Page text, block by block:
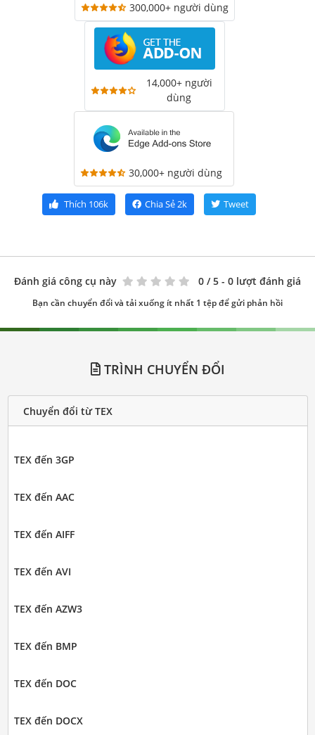
300,000+ người dùng
14,000+ người
dùng
30,000+ người dùng
Thích 106k Chia Sẻ2k Tweet
Đánh giá công cụ này 0 / 5 - 0 lượt đánh giá
Bạn cần chuyển đổi và tải xuống ít nhất 1 tệp để gửi phản hồi
TRÌNH CHUYỂN ĐỔI
Chuyển đổi từ TEX
TEX đến 3GP
TEX đến AAC
TEX đến AIFF
TEX đến AVI
TEX đến AZW3
TEX đến BMP
TEX đến DOC
TEX đến DOCX